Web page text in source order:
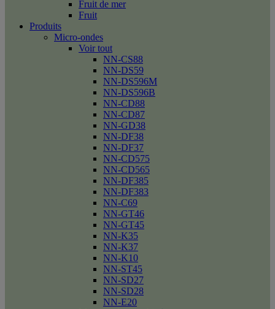
Fruit de mer
Fruit
Produits
Micro-ondes
Voir tout
NN-CS88
NN-DS59
NN-DS596M
NN-DS596B
NN-CD88
NN-CD87
NN-GD38
NN-DF38
NN-DF37
NN-CD575
NN-CD565
NN-DF385
NN-DF383
NN-C69
NN-GT46
NN-GT45
NN-K35
NN-K37
NN-K10
NN-ST45
NN-SD27
NN-SD28
NN-E20